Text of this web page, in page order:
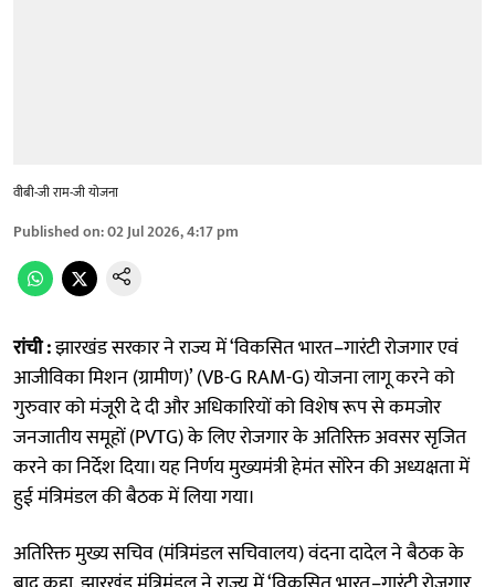
वीबी-जी राम-जी योजना
Published on:02 Jul 2026, 4:17 pm
रांची :झारखंड सरकार ने राज्य में ‘विकसित भारत–गारंटी रोजगार एवं
आजीविका मिशन (ग्रामीण)’ (VB-G RAM-G) योजना लागू करने को
गुरुवार को मंजूरी दे दी और अधिकारियों को विशेष रूप से कमजोर
जनजातीय समूहों (PVTG) के लिए रोजगार के अतिरिक्त अवसर सृजित
करने का निर्देश दिया। यह निर्णय मुख्यमंत्री हेमंत सोरेन की अध्यक्षता में
हुई मंत्रिमंडल की बैठक में लिया गया।
अतिरिक्त मुख्य सचिव (मंत्रिमंडल सचिवालय) वंदना दादेल ने बैठक के